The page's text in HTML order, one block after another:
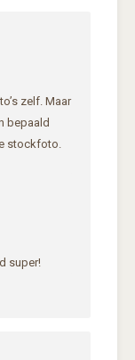
zelf. Maar
bepaald
stockfoto.
super!